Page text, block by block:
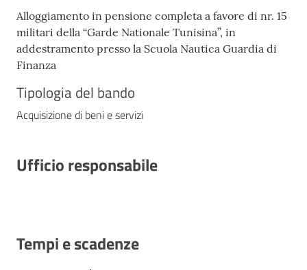
Alloggiamento in pensione completa a favore di nr. 15
militari della “Garde Nationale Tunisina”, in
addestramento presso la Scuola Nautica Guardia di
Finanza
Tipologia del bando
Acquisizione di beni e servizi
Ufficio responsabile
Tempi e scadenze